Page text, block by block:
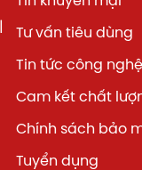
Tư vấn tiêu dùng
Tin tức công nghệ
Cam kết chất
Chính sách bảo
Tuyển dụng